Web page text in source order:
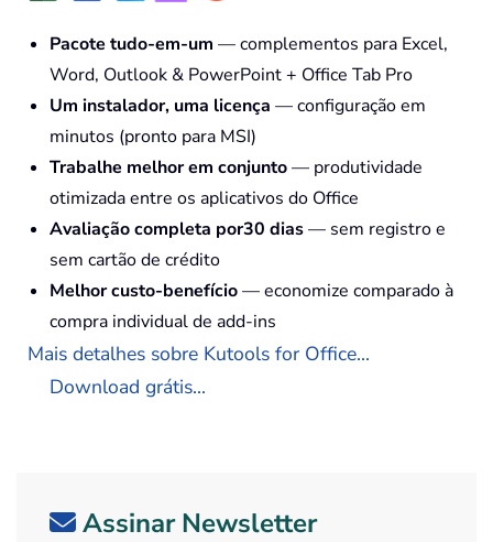
Pacote tudo-em-um — complementos para Excel,
Word, Outlook & PowerPoint + Office Tab Pro
Um instalador, uma licença — configuração em
minutos (pronto para MSI)
Trabalhe melhor em conjunto— produtividade
otimizada entre os aplicativos do Office
Avaliação completa por30 dias— sem registro e
sem cartão de crédito
Melhor custo-benefício— economize comparado à
compra individual de add-ins
Mais detalhes sobre Kutools for Office...
Download grátis...
Assinar Newsletter